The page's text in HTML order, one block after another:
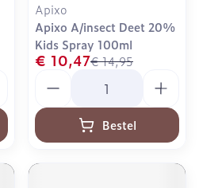
Apixo
Apixo A/insect Deet 20%
Kids Spray 100ml
€ 14,95
€ 10,47
Bestel